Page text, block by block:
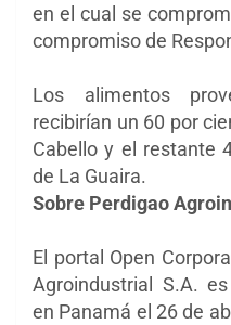
en el cual se
compromiso de
Los alimentos
recibirían un 60 por
Cabello y el restante
de La Guaira.
Sobre Perdigao
El portal Open
Agroindustrial S.A.
en Panamá el 26 de